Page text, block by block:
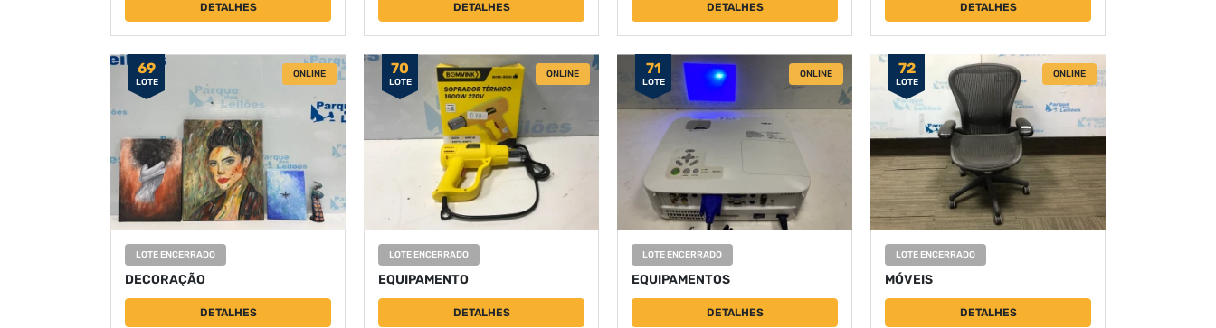
DETALHES DETALHES DETALHES DETALHES
69
LOTE
ONLINE
LOTE ENCERRADO
DECORAÇÃO
DETALHES
70
LOTE
ONLINE
LOTE ENCERRADO
EQUIPAMENTO
DETALHES
71
LOTE
ONLINE
LOTE ENCERRADO
EQUIPAMENTOS
DETALHES
72
LOTE
ONLINE
LOTE ENCERRADO
MÓVEIS
DETALHES